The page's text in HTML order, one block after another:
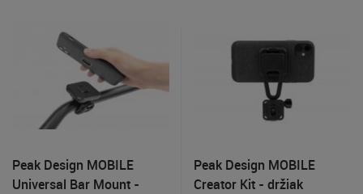
Peak Design MOBILE
Universal Bar Mount -
Peak Design MOBILE
Creator Kit - držiak